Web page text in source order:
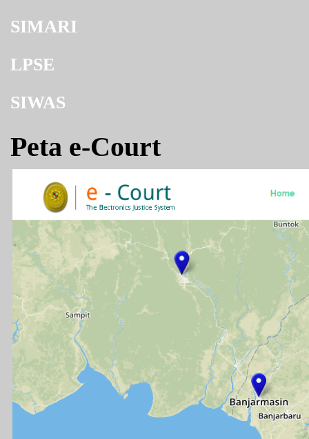
SIMARI
LPSE
SIWAS
Peta e-Court